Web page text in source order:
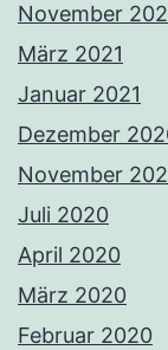
November
März 2021
Januar 2021
Dezember
November
Juli 2020
April 2020
März 2020
Februar 2020